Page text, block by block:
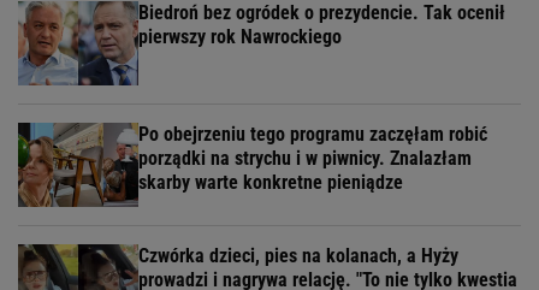
Biedroń bez ogródek o prezydencie. Tak ocenił
pierwszy rok Nawrockiego
Po obejrzeniu tego programu zaczęłam robić
porządki na strychu i w piwnicy. Znalazłam
skarby warte konkretne pieniądze
Czwórka dzieci, pies na kolanach, a Hyży
prowadzi i nagrywa relację. "To nie tylko kwestia